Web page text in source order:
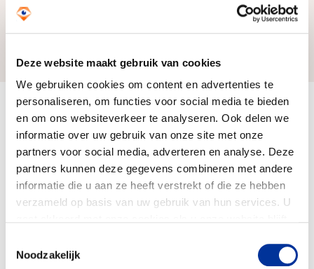
Deze website maakt gebruik van cookies
We gebruiken cookies om content en advertenties te
personaliseren, om functies voor social media te bieden
en om ons websiteverkeer te analyseren. Ook delen we
informatie over uw gebruik van onze site met onze
partners voor social media, adverteren en analyse. Deze
partners kunnen deze gegevens combineren met andere
informatie die u aan ze heeft verstrekt of die ze hebben
verzameld op basis van uw gebruik van hun services. U
Noodzakelijk
Doelbesteding (2025)
€ 29.057.272